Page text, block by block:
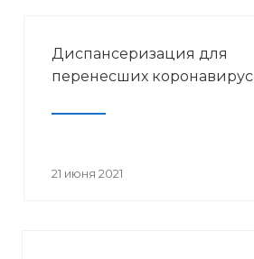
Диспансеризация для
перенесших коронавирус
21 июня 2021